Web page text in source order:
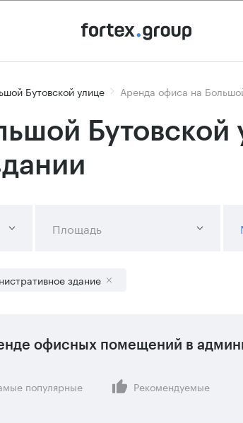
Бутовской улице Аренда офиса на
Бутовской
Площадь
здание
офисных помещений в
популярные Рекомендуемые